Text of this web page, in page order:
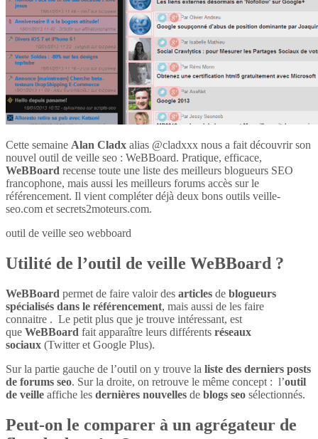
Cette semaine Alan Cladx alias @cladxxx nous a fait découvrir son
nouvel outil de veille seo : WeBBoard. Pratique, efficace,
WeBBoard recense toute une liste des meilleurs blogueurs SEO
francophone, mais aussi les meilleurs forums accès sur le
référencement. Il vient compléter déjà deux bons outils veille-
seo.com et secrets2moteurs.com.
outil de veille seo webboard
Utilité de l’outil de veille WeBBoard ?
WeBBoard permet de faire valoir des articles de blogueurs
spécialisés dans le référencement, mais aussi de les faire
connaitre . Le petit plus que je trouve intéressant, est
que WeBBoard fait apparaître leurs différents réseaux
sociaux (Twitter et Google Plus).
Sur la partie gauche de l’outil on y trouve la liste des derniers posts
de forums seo. Sur la droite, on retrouve le même concept : l’outil
de veille affiche les dernières nouvelles de blogs seo sélectionnés.
Peut-on le comparer à un agrégateur de